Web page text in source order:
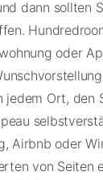
dann sollten
oder
jedem Ort, den
Airbnb oder
von Seiten